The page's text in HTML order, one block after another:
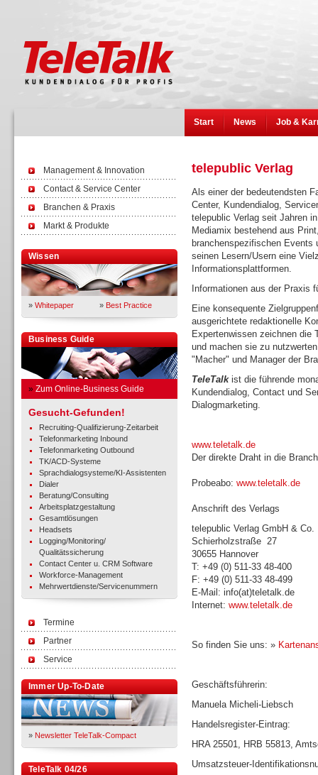
Start News Job &
Management & Innovation
Contact & Service Center
Branchen & Praxis
Markt & Produkte
Wissen
» Whitepaper » Best Practice
Business Guide
» Zum Online-Business Guide
Gesucht-Gefunden!
Recruiting-Qualifizierung-Zeitarbeit
Telefonmarketing Inbound
Telefonmarketing Outbound
TK/ACD-Systeme
Sprachdialogsysteme/KI-Assistenten
Dialer
Beratung/Consulting
Arbeitsplatzgestaltung
Gesamtlösungen
Headsets
Logging/Monitoring/
Qualitätssicherung
Contact Center u. CRM Software
Workforce-Management
Mehrwertdienste/Servicenummern
Termine
Partner
Service
Immer Up-To-Date
» Newsletter TeleTalk-Compact
TeleTalk 04/26
telepublic Verlag
Als einer der bedeutendsten
Center, Kundendialog,
telepublic Verlag seit Jahren
Mediamix bestehend aus
branchenspezifischen Events
seinen Lesern/Usern eine
Informationsplattformen.
Informationen aus der Praxis
Eine konsequente
ausgerichtete redaktionelle
Expertenwissen zeichnen die
und machen sie zu
"Macher" und Manager der
TeleTalkist die führende
Kundendialog, Contact und
Dialogmarketing.
www.teletalk.de
Der direkte Draht in die
Probeabo: www.teletalk.de
Anschrift des Verlags
telepublic Verlag GmbH & Co.
Schierholzstraße 27
30655 Hannover
T: +49 (0) 511-33 48-400
F: +49 (0) 511-33 48-499
E-Mail: info(at)teletalk.de
Internet: www.teletalk.de
So finden Sie uns: »
Geschäftsführerin:
Manuela Micheli-Liebsch
Handelsregister-Eintrag:
HRA 25501, HRB 55813,
Umsatzsteuer-